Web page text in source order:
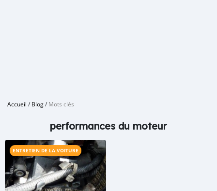
Accueil /Blog/Mots clés
performances du moteur
ENTRETIEN DE LA VOITURE